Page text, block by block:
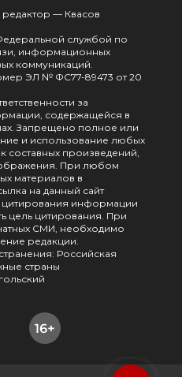
редактор — Квасов
службой по
информационных
коммуникаций.
ЭЛ № ФС77-89473 от 20
за
содержащейся в
Запрещено полное или
и использование любых
составных произведений,
При любом
материалов в
на данный сайт
информации
цель цитирования. При
СМИ, необходимо
редакции.
Российская
страны